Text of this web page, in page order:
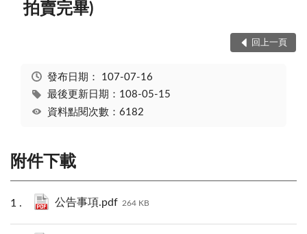
拍賣完畢)
回上一頁
發布日期： 107-07-16
最後更新日期：108-05-15
資料點閱次數：6182
附件下載
公告事項.pdf 264 KB